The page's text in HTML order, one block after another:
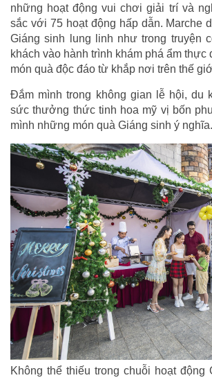
những hoạt động vui chơi giải trí và
sắc với 75 hoạt động hấp dẫn. Marche
Giáng sinh lung linh như trong truyện
khách vào hành trình khám phá ẩm thực
món quà độc đáo từ khắp nơi trên thế
Đắm mình trong không gian lễ hội, du
sức thưởng thức tinh hoa mỹ vị bốn
mình những món quà Giáng sinh ý nghĩa.
Không thể thiếu trong chuỗi hoạt động